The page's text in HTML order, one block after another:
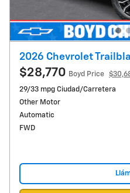
2026 Chevrolet
$28,770 Boyd Price
29/33 mpg Ciudad/Carretera
Other Motor
Automatic
FWD